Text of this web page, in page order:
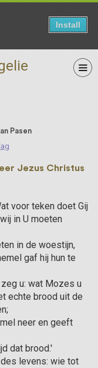
Install
28 April
Pasen
Jezus Christus
voor teken doet Gij
in U moeten
in de woestijn,
gaf hij hun te
u: wat Mozes u
echte brood uit de
neer en geeft
dat brood.'
levens: wie tot